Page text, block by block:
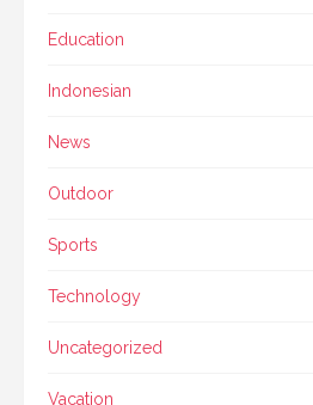
Education
Indonesian
News
Outdoor
Sports
Technology
Uncategorized
Vacation